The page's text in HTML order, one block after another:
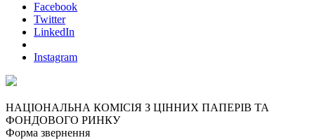
Facebook
Twitter
LinkedIn
Instagram
НАЦІОНАЛЬНА КОМІСІЯ З ЦІННИХ ПАПЕРІВ ТА
ФОНДОВОГО РИНКУ
Форма звернення